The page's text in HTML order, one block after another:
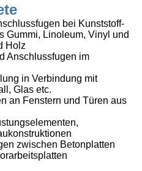
bei Kunststoff-
Gummi, Linoleum, Vinyl und
Holz
Anschlussfugen im
in Verbindung mit
Glas etc.
an Fenstern und Türen aus
zwischen Betonplatten